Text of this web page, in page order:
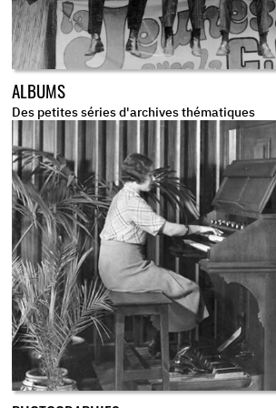
ALBUMS
Des petites séries d'archives thématiques